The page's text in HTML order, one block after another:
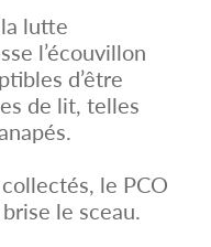
lutte
l’écouvillon
d’être
de lit, telles
le PCO
le sceau.